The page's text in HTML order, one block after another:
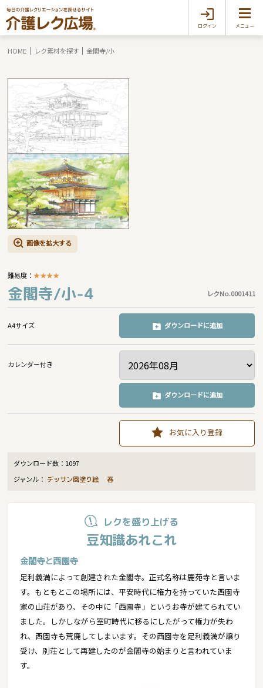
ログイン メニュー
HOME レク素材を探す 金閣寺/小
画像を拡大する
難易度：★★★★
金閣寺/小-4 レクNo.0001411
A4サイズ ダウンロードに追加
カレンダー付き
ダウンロードに追加
お気に入り登録
ダウンロード数： 1097
ジャンル：デッサン風塗り絵 春
レクを盛り上げる
豆知識あれこれ
金閣寺と西園寺
足利義満によって創建された金閣寺。正式名称は鹿苑寺と言いま
す。もともとこの場所には、平安時代に権力を持っていた西園寺
家の山荘があり、その中に「西園寺」というお寺が建てられてい
ました。しかしながら室町時代に移るにしたがって権力が失わ
れ、西園寺も荒廃してしまいます。その西園寺を足利義満が譲り
受け、別荘として再建したのが金閣寺の始まりと言われていま
す。